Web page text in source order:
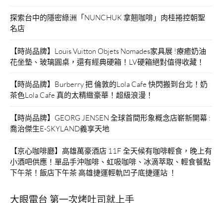
探索台中的隱密綠洲「NUNCHUK 拿翹咖啡」肉桂捲控朝聖
名店
【時尚品牌】Louis Vuitton Objets Nomades家具展 !療癒奶油
花坐墊、玻璃圓桌，還有經典硬箱！LV硬箱絕對值得收藏！
【時尚品牌】Burberry 把 倫敦的Lola Cafe 快閃搬到台北！奶
茶色Lola Cafe 真的太精緻豪華！超級浪漫！
【時尚品牌】GEORG JENSEN 全球首間形象概念店嶄新開幕 :
喬治傑生E-SKYLAND義享天地
【京心咖啡廳】高雄萬豪酒店 11F 全天候有咖啡輕食，晚上有
小酒吧供應！單品手沖咖啡、虹吸咖啡、冰滴萃取、輕食餐點
下午茶！飯店下午茶 高雄捷運輕軌凹子底捷運站 ！
大眼電台 第一次烤吐司就上手